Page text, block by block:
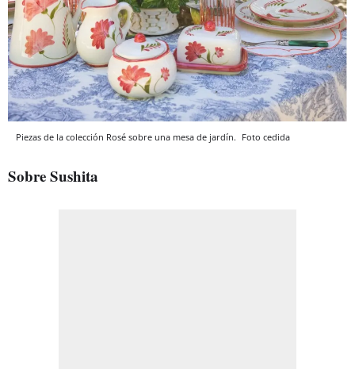
Piezas de la colección Rosé sobre una mesa de jardín. Foto cedida
Sobre Sushita